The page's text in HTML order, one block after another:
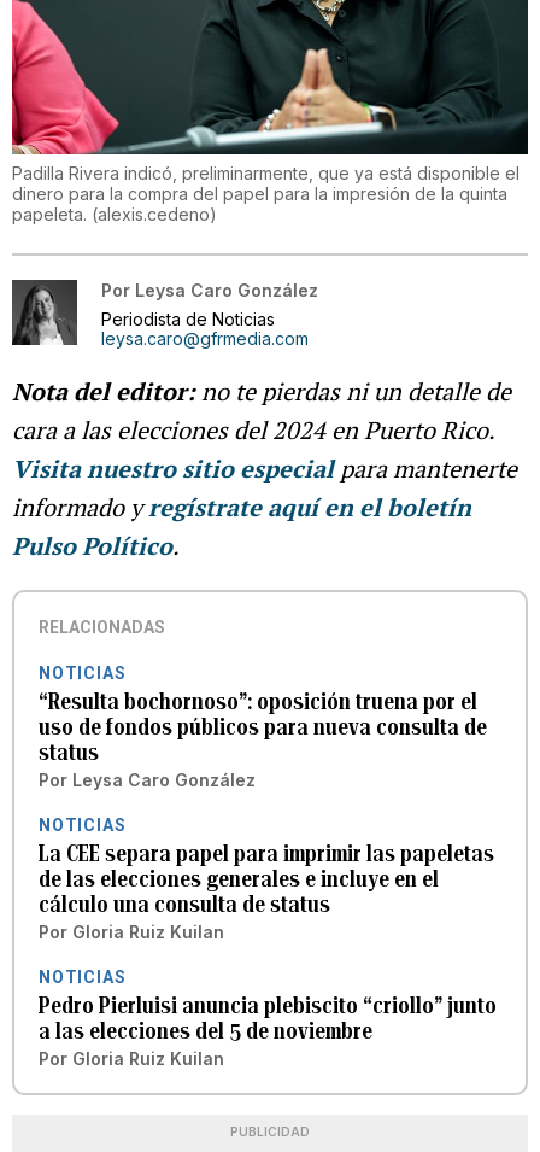
Padilla Rivera indicó, preliminarmente, que ya está disponible el
dinero para la compra del papel para la impresión de la quinta
papeleta. (alexis.cedeno)
Por Leysa Caro González
Periodista de Noticias
leysa.caro@gfrmedia.com
Nota del editor:no te pierdas ni un detalle de
cara a las elecciones del 2024 en Puerto Rico.
Visita nuestro sitio especialpara mantenerte
informado yregístrate aquí en el boletín
Pulso Político.
RELACIONADAS
NOTICIAS
“Resulta bochornoso”: oposición truena por el
uso de fondos públicos para nueva consulta de
status
Por Leysa Caro González
NOTICIAS
La CEE separa papel para imprimir las papeletas
de las elecciones generales e incluye en el
cálculo una consulta de status
Por Gloria Ruiz Kuilan
NOTICIAS
Pedro Pierluisi anuncia plebiscito “criollo” junto
a las elecciones del 5 de noviembre
Por Gloria Ruiz Kuilan
PUBLICIDAD